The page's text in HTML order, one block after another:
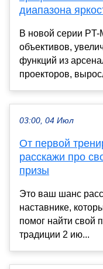
диапазона
В новой серии
объективов,
функций из
проекторов,
03:00, 04 Июл
От первой
расскажи про
призы
Это ваш шанс
наставнике,
помог найти свой
традиции 2 ию...